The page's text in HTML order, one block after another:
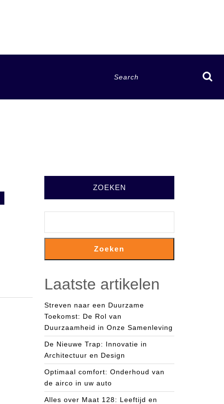
ZOEKEN
Zoeken
Laatste artikelen
Streven naar een Duurzame
Toekomst: De Rol van
Duurzaamheid in Onze Samenleving
De Nieuwe Trap: Innovatie in
Architectuur en Design
Optimaal comfort: Onderhoud van
de airco in uw auto
Alles over Maat 128: Leeftijd en